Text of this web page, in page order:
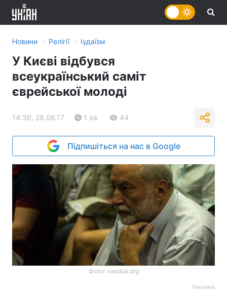
Новини › Релігії › Іудаїзм
У Києві відбувся
всеукраїнський саміт
єврейської молоді
14:36, 28.08.17 1 хв. 44
Підпишіться на нас в Google
Фото: vaadua.org
Реклама